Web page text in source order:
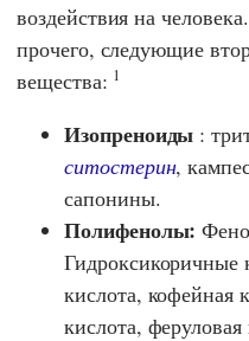
воздействия на
прочего, следующие
вещества: 1
Изопреноиды :
ситостерин,
сапонины.
Полифенолы:
Гидроксикоричные
кислота, кофейная
кислота,